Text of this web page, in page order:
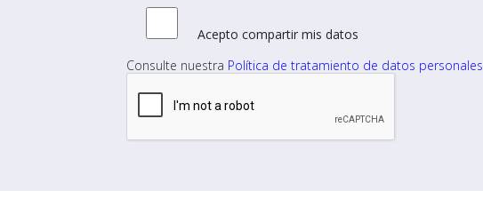
Acepto compartir mis datos
Consulte nuestra Política de tratamiento de datos personales